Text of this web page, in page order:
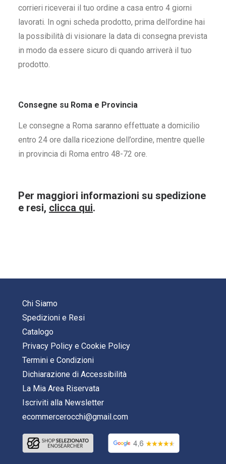
corrieri riceverai il tuo ordine a casa entro 4 giorni
lavorati. In ogni scheda prodotto, prima dell’ordine hai
la possibilità di visionare la data di consegna prevista
in modo da essere sicuro di quando arriverà il tuo
prodotto.
Consegne su Roma e Provincia
Le consegne a Roma saranno effettuate a domicilio
entro 24 ore dalla ricezione dell’ordine, mentre quelle
in provincia di Roma entro 48-72 ore.
Per maggiori informazioni su spedizione
e resi, clicca qui.
Chi Siamo
Spedizioni e Resi
Catalogo
Privacy Policy e Cookie Policy
Termini e Condizioni
Dichiarazione di Accessibilità
La Mia Area Riservata
Iscriviti alla Newsletter
ecommercerocchi@gmail.com